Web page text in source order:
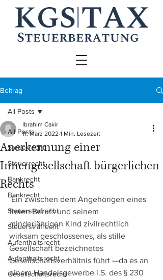
Beitrag
All Posts
Steuerrecht
Steuerrecht
Bankrecht
Bankrecht
Steuerstrafrecht
Steuerstrafrecht
Aufenthaltsrecht
Aufenthaltsrecht
Gesellschaftsrecht
All Posts
Anerkennung einer
Innengesellschaft bürgerlichen
Rechts
Ibrahim Cakir
11. März 2022 1 Min. Lesezeit
Ein zwischen dem Angehörigen eines
freien Berufs und seinem
minderjährigen Kind zivilrechtlich
wirksam geschlossenes, als stille
Gesellschaft bezeichnetes
Gesellschaftsverhältnis führt —da es an
einem Handelsgewerbe i.S. des § 230